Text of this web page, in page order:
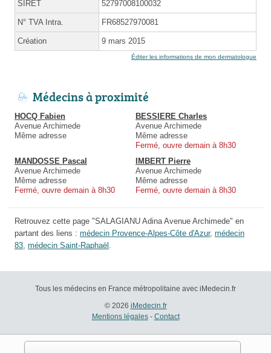
SIRET 52797008100032
N° TVA Intra. FR68527970081
Création 9 mars 2015
Éditer les informations de mon dermatologue
Médecins à proximité
HOCQ Fabien
Avenue Archimede
Même adresse
BESSIERE Charles
Avenue Archimede
Même adresse
Fermé, ouvre demain à 8h30
MANDOSSE Pascal
Avenue Archimede
Même adresse
Fermé, ouvre demain à 8h30
IMBERT Pierre
Avenue Archimede
Même adresse
Fermé, ouvre demain à 8h30
Retrouvez cette page "SALAGIANU Adina Avenue Archimede" en
partant des liens : médecin Provence-Alpes-Côte d'Azur, médecin
83 médecin Saint-Raphaël
Tous les médecins en France métropolitaine avec iMedecin.fr
© 2026 iMedecin.fr
Mentions légales- Contact